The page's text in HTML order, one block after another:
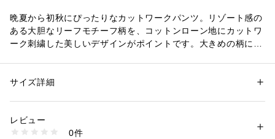
晩夏から初秋にぴったりなカットワークパンツ。リゾート感の
ある大胆なリーフモチーフ柄を、コットンローン地にカットワ
ーク刺繍した美しいデザインがポイントです。大きめの柄にす
かで大人っぽく、より一層特別な雰囲気を纏います。夏を感じ
ことでサロペット風のコーディネートもお楽しみいただけま
性別：レディース
素材：（表地） 綿 100% （刺繍糸） （上糸） 綿 100% （下糸） ポリエ
生産国：中国
洗濯：洗濯不可 漂白不可 タンブル乾燥不可 アイロンは120℃まで 弱いド
サイズ詳細
レビュー
0件